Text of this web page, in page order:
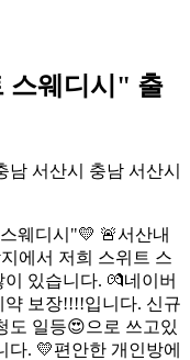
스웨디시" 출
남 서산시 충남 서산시
웨디시"💛 🚨서산내
에서 저희 스위트 스
있습니다. 💏네이버
보장!!!!입니다. 신규
도 일등😍으로 쓰고있
. 💛편안한 개인방에